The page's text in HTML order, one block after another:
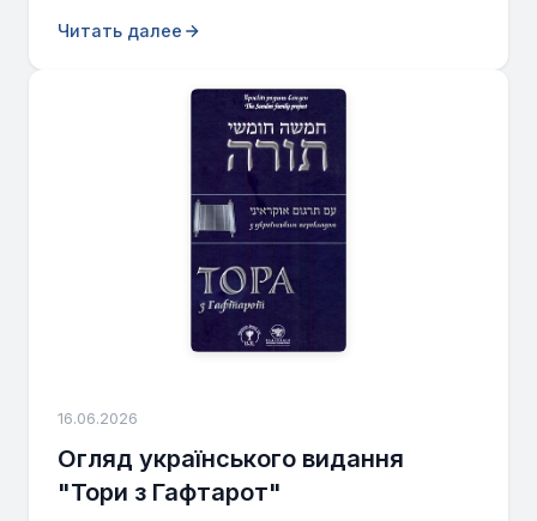
Читать далее
16.06.2026
Огляд українського видання
"Тори з Гафтарот"